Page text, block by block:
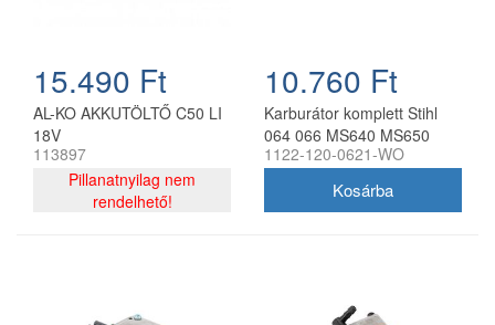
15.490 Ft
AL-KO AKKUTÖLTŐ C50 LI
18V
113897
Pillanatnyilag nem
rendelhető!
10.760 Ft
Karburátor komplett Stihl
064 066 MS640 MS650
MS660 láncfűrészhez
1122-120-0621-WO